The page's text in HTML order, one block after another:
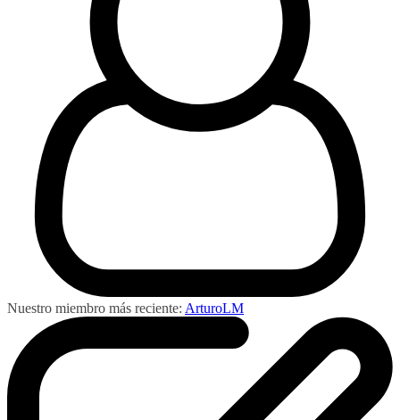
Nuestro miembro más reciente: ArturoLM